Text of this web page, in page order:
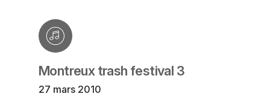
Montreux trash festival 3
27 mars 2010